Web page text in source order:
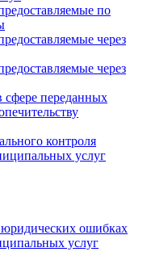
по
через
через
сфере переданных
контроля
услуг
ошибках
услуг